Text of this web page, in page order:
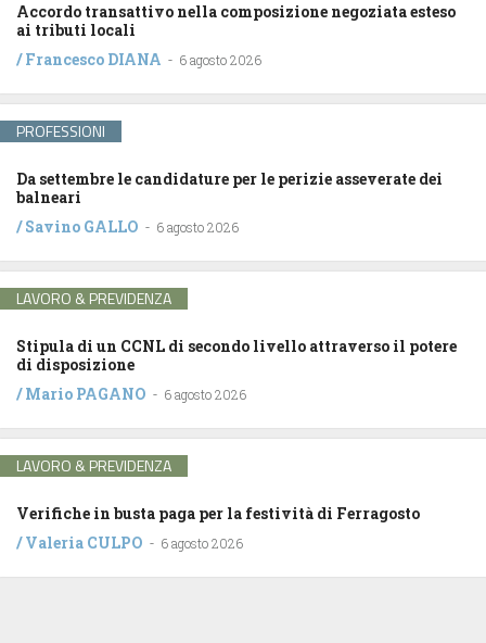
Accordo transattivo nella composizione negoziata esteso
ai tributi locali
/Francesco DIANA - 6 agosto 2026
PROFESSIONI
Da settembre le candidature per le perizie asseverate dei
balneari
/Savino GALLO - 6 agosto 2026
LAVORO & PREVIDENZA
Stipula di un CCNL di secondo livello attraverso il potere
di disposizione
/Mario PAGANO - 6 agosto 2026
LAVORO & PREVIDENZA
Verifiche in busta paga per la festività di Ferragosto
/Valeria CULPO - 6 agosto 2026